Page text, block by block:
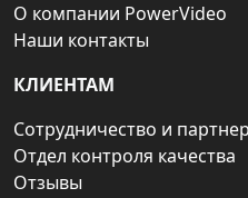
О компании PowerVideo
Наши контакты
КЛИЕНТАМ
Сотрудничество и
Отдел контроля качества
Отзывы